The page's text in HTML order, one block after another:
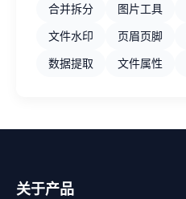
合并拆分
图片工具
文件水印
页眉页脚
数据提取
文件属性
关于产品